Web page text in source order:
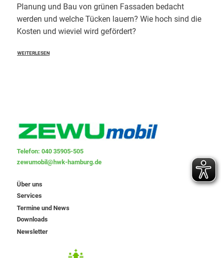
Planung und Bau von grünen Fassaden bedacht
werden und welche Tücken lauern? Wie hoch sind die
Kosten und wieviel wird gefördert?
WEITERLESEN
Telefon: 040 35905-505
zewumobil@hwk-hamburg.de
Über uns
Services
Termine und News
Downloads
Newsletter